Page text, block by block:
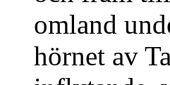
omland
hörnet av